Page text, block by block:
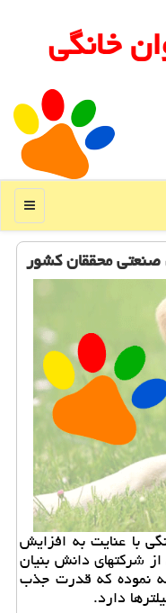
خانگی
منو
صنعتی محققان كشور
با عنایت به افزایش
شرکتهای دانش بنیان
نموده که قدرت جذب
دارد.